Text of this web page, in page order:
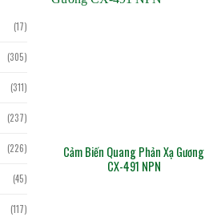
(17)
(305)
(311)
(237)
(226)
(45)
(117)
Cảm Biến Quang Phản Xạ Gương
CX-491 NPN